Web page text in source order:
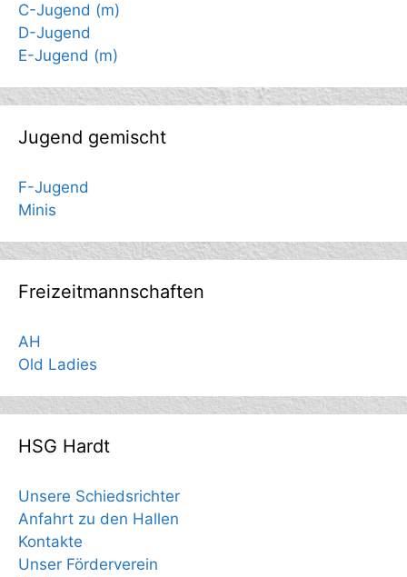
C-Jugend (m)
D-Jugend
E-Jugend (m)
Jugend gemischt
F-Jugend
Minis
Freizeitmannschaften
AH
Old Ladies
HSG Hardt
Unsere Schiedsrichter
Anfahrt zu den Hallen
Kontakte
Unser Förderverein